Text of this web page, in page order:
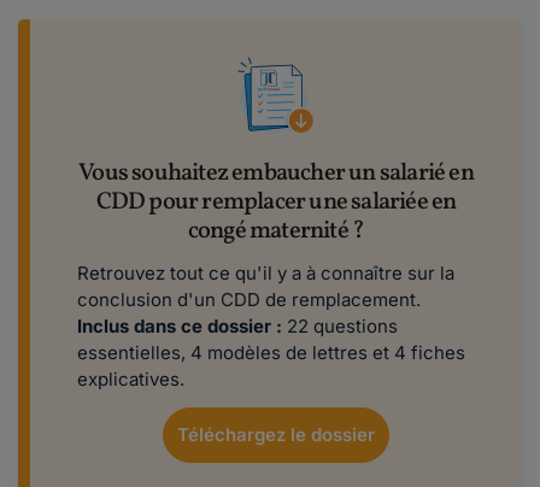
Vous souhaitez embaucher un salarié en
CDD pour remplacer une salariée en
congé maternité ?
Retrouvez tout ce qu'il y a à connaître sur la
conclusion d'un CDD de remplacement.
Inclus dans ce dossier : 22 questions
essentielles, 4 modèles de lettres et 4 fiches
explicatives.
Téléchargez le dossier